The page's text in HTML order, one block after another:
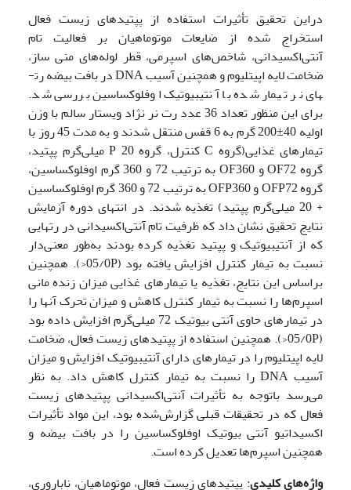
دراین تحقیق تأثیرات استفاده از پپتیدهای زیست فعال
استخراج شده از ضایعات موتوماهیان بر فعالیت تام
آنتی‌اکسیدانی، شاخص‌های اسپرمی، قطر لوله‌های منی ساز،
ضخامت لایه اپیتلیوم و همچنین آسیب DNA در بافت بیضه رت­
های نر تیمار شده با آنتی­بیوتیک اوفلوکساسین بررسی شد.
برای این منظور تعداد 36 عدد رت نر نژاد ویستار سالم با وزن
اولیه 40±200 گرم به 6 قفس منتقل شدند و به مدت 45 روز با
تیمارهای غذایی(گروه C کنترل، گروه P 20 میلی‌گرم پپتید،
گروه OF72 و OF360 به ترتیب 72 و 360 گرم اوفلوکساسین،
گروه OFP72 و OFP360 به ترتیب 72 و 360 گرم اوفلوکساسین
+ 20 میلی‌گرم پپتید) تغذیه شدند. در انتهای دوره آزمایش
نتایج تحقیق نشان داد که ظرفیت تام آنتی‌اکسیدانی در رت­هایی
که از آنتی­بیوتیک و پپتید تغذیه کرده بودند به‌طور معنی‌دار
نسبت به تیمار کنترل افزایش یافته بود (05/0P<). همچنین
براساس این نتایج، تغذیه یا تیمارهای غذایی میزان زنده مانی
اسپرم‌ها را نسبت به تیمار کنترل کاهش و میزان تحرک آنها را
در تیمارهای حاوی آنتی بیوتیک 72 میلی‌گرم افزایش داده بود
(05/0P<). همچنین استفاده از پپتیدهای زیست فعال، ضخامت
لایه اپیتلیوم را در تیمارهای دارای آنتی­بیوتیک افزایش و میزان
آسیب DNA را نسبت به تیمار کنترل کاهش داد. به نظر
می‌رسد باتوجه به تأثیرات آنتی‌اکسیدانی پپتیدهای زیست
فعال که در تحقیقات قبلی گزارش‌شده بود، این مواد تأثیرات
اکسیداتیو آنتی بیوتیک اوفلوکساسین را در بافت بیضه و
همچنین اسپرم‌ها تعدیل کرده است.
واژه‌های کلیدی: پپتیدهای زیست فعال، موتوماهیان، ناباروری،